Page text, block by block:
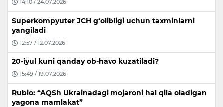
14:10 / 24.07.2026
Superkompyuter JCH g‘olibligi uchun taxminlarni
yangiladi
12:57 / 12.07.2026
20-iyul kuni qanday ob-havo kuzatiladi?
15:49 / 19.07.2026
Rubio: “AQSh Ukrainadagi mojaroni hal qila oladigan
yagona mamlakat”